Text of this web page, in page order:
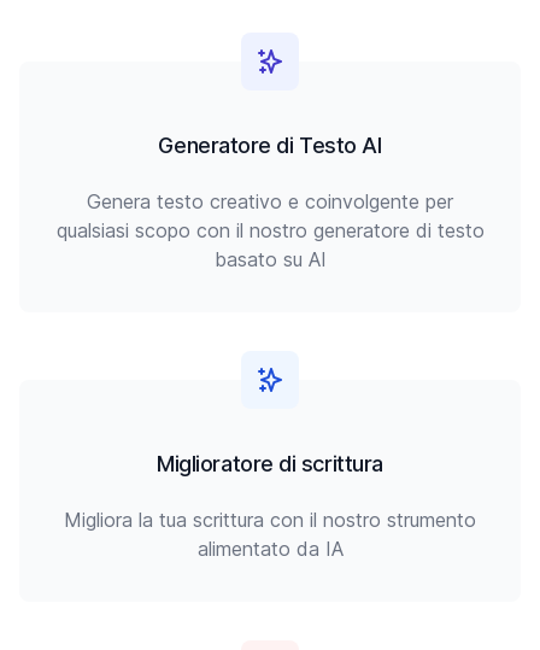
Generatore di Testo AI
Genera testo creativo e coinvolgente per
qualsiasi scopo con il nostro generatore di testo
basato su AI
Miglioratore di scrittura
Migliora la tua scrittura con il nostro strumento
alimentato da IA